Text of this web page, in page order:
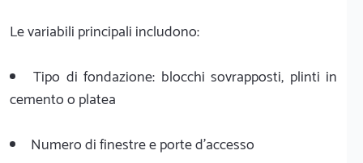
Le variabili principali includono:
Tipo di fondazione: blocchi sovrapposti, plinti in
cemento o platea
Numero di finestre e porte d'accesso